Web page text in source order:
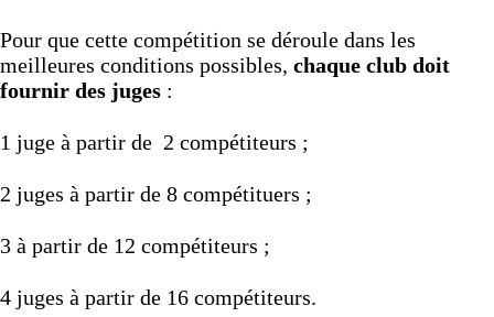
Pour que cette compétition se déroule dans les
meilleures conditions possibles, chaque club doit
fournir des juges :
1 juge à partir de 2 compétiteurs ;
2 juges à partir de 8 compétituers ;
3 à partir de 12 compétiteurs ;
4 juges à partir de 16 compétiteurs.